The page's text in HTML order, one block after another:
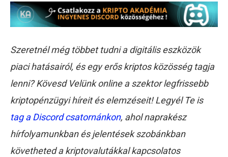
Szeretnél még többet tudni a digitális eszközök
piaci hatásairól, és egy erős kriptos közösség tagja
lenni? Kövesd Velünk online a szektor legfrissebb
kriptopénzügyi híreit és elemzéseit! Legyél Te is
tag a Discord csatornánkon, ahol naprakész
hírfolyamunkban és jelentések szobánkban
követheted a kriptovalutákkal kapcsolatos